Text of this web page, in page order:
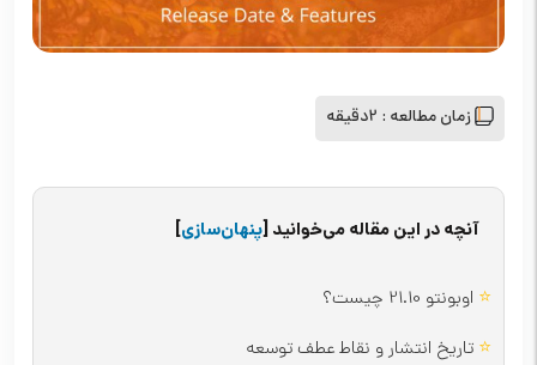
زمان مطالعه : 2دقیقه
آنچه در این مقاله می‌خوانید[پنهان‌سازی]
⭐ اوبونتو 21.10 چیست؟
⭐ تاریخ انتشار و نقاط عطف توسعه